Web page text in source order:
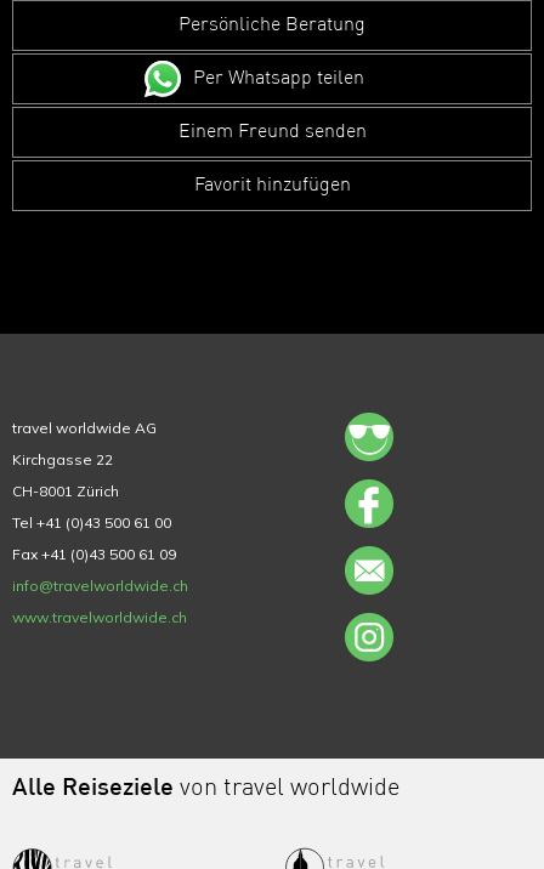
Persönliche Beratung
Per Whatsapp teilen
Einem Freund senden
Favorit hinzufügen
travel worldwide AG
Kirchgasse 22
CH-8001 Zürich
Tel +41 (0)43 500 61 00
Fax +41 (0)43 500 61 09
info@travelworldwide.ch
www.travelworldwide.ch
Alle Reiseziele von travel worldwide